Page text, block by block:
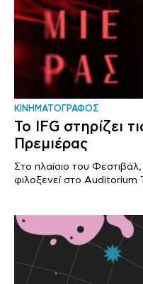
ΚΙΝΗΜΑΤΟΓΡΑΦΟΣ
Το IFG στηρίζει
Πρεμιέρας
Στο πλαίσιο του
φιλοξενεί στο Auditorium